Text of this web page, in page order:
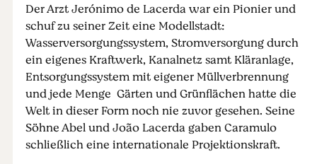
Der Arzt Jerónimo de Lacerda war ein Pionier und
schuf zu seiner Zeit eine Modellstadt:
Wasserversorgungssystem, Stromversorgung durch
ein eigenes Kraftwerk, Kanalnetz samt Kläranlage,
Entsorgungssystem mit eigener Müllverbrennung
und jede Menge Gärten und Grünflächen hatte die
Welt in dieser Form noch nie zuvor gesehen. Seine
Söhne Abel und João Lacerda gaben Caramulo
schließlich eine internationale Projektionskraft.